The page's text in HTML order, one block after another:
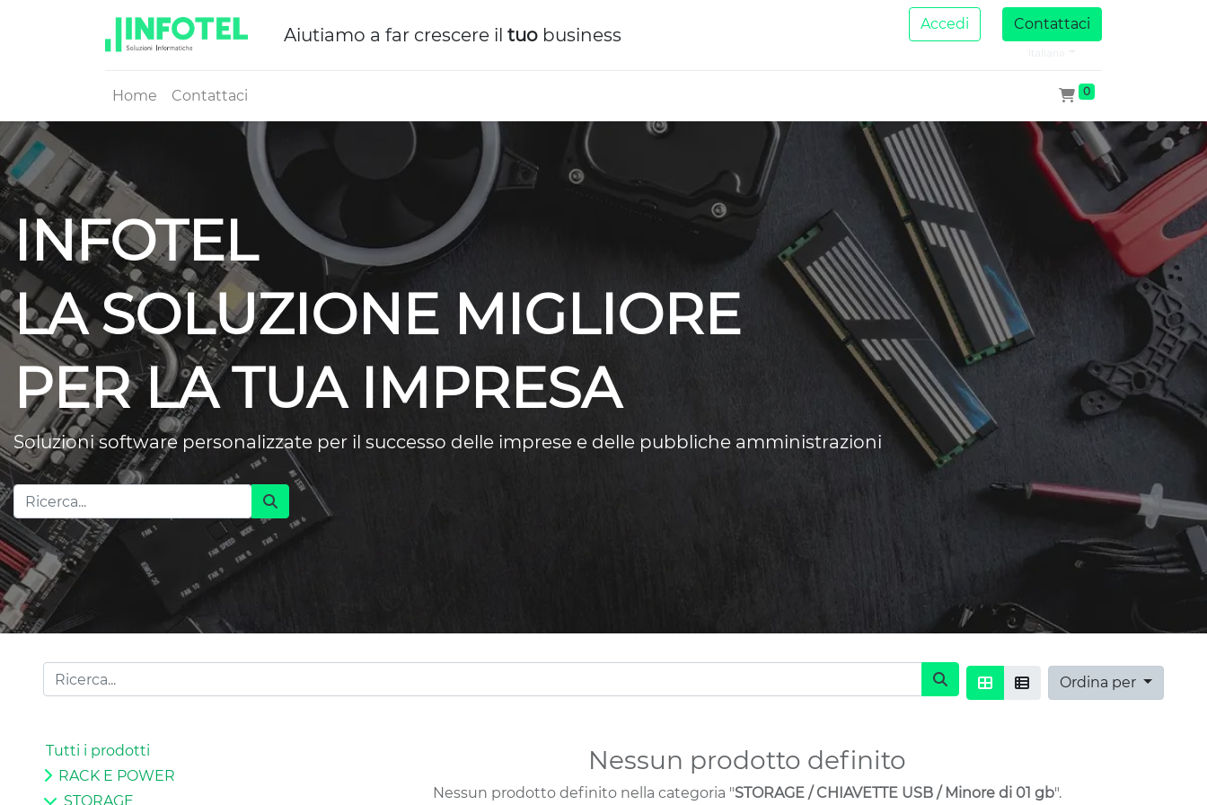
Aiutiamo a far crescere il tuo business
Accedi Contattaci
Home Contattaci 0
INFOTEL
LA SOLUZIONE MIGLIORE
PER LA TUA IMPRESA
Soluzioni software personalizzate per il successo delle imprese e delle pubbliche amministrazioni
Ordina per
Tutti i prodotti
RACK E POWER
STORAGE
Nessun prodotto definito
Nessun prodotto definito nella categoria "STORAGE / CHIAVETTE USB / Minore di 01 gb".